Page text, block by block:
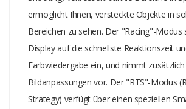
ermöglicht Ihnen, versteckte Objekte in
Bereichen zu sehen. Der "Racing"-Modus
Display auf die schnellste Reaktionszeit
Farbwiedergabe ein, und nimmt zusätzlich
Bildanpassungen vor. Der "RTS"-Modus
Strategy) verfügt über einen speziellen